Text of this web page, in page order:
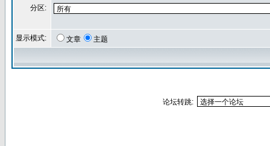
分区:
显示模式: 文章 主题
论坛转跳: